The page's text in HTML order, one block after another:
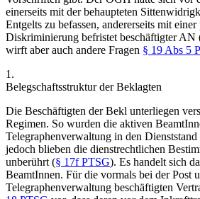
einerseits mit der behaupteten
Entgelts zu befassen, andererseits mit
Diskriminierung befristet beschäftigter AN
wirft aber auch andere Fragen § 19 Abs 5
1.
Belegschaftsstruktur der Beklagten
Die Beschäftigten der Bekl unterliegen
Regimen. So wurden die aktiven
Telegraphenverwaltung in den
jedoch blieben die dienstrechtlichen
unberührt (§ 17f PTSG). Es handelt sich
BeamtInnen. Für die vormals bei der Post
Telegraphenverwaltung beschäftigten